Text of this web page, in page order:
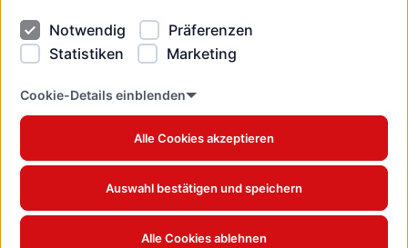
Notwendig
Präferenzen
Statistiken
Marketing
Cookie-Details einblenden
Alle Cookies akzeptieren
Auswahl bestätigen und speichern
Alle Cookies ablehnen
Datenschutzhinweise
Barrierefreiheit
Cookie Erklärung
www.luebeck.de